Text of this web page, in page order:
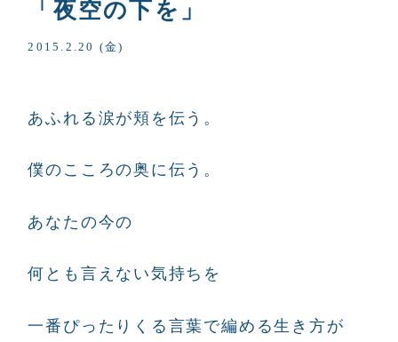
「夜空の下を」
2015.2.20 (金)
あふれる涙が頬を伝う。
僕のこころの奥に伝う。
あなたの今の
何とも言えない気持ちを
一番ぴったりくる言葉で編める生き方が